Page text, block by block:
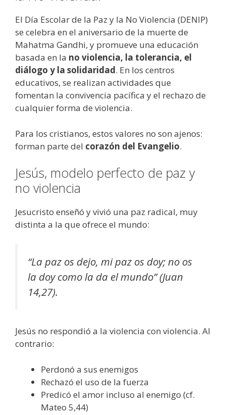
El Día Escolar de la Paz y la No Violencia (DENIP)
se celebra en el aniversario de la muerte de
Mahatma Gandhi, y promueve una educación
basada en la no violencia, la tolerancia, el
diálogo y la solidaridad. En los centros
educativos, se realizan actividades que
fomentan la convivencia pacífica y el rechazo de
cualquier forma de violencia.
Para los cristianos, estos valores no son ajenos:
forman parte del corazón del Evangelio.
Jesús, modelo perfecto de paz y
no violencia
Jesucristo enseñó y vivió una paz radical, muy
distinta a la que ofrece el mundo:
“La paz os dejo, mi paz os doy; no os
la doy como la da el mundo” (Juan
14,27).
Jesús no respondió a la violencia con violencia. Al
contrario:
Perdonó a sus enemigos
Rechazó el uso de la fuerza
Predicó el amor incluso al enemigo (cf.
Mateo 5,44)